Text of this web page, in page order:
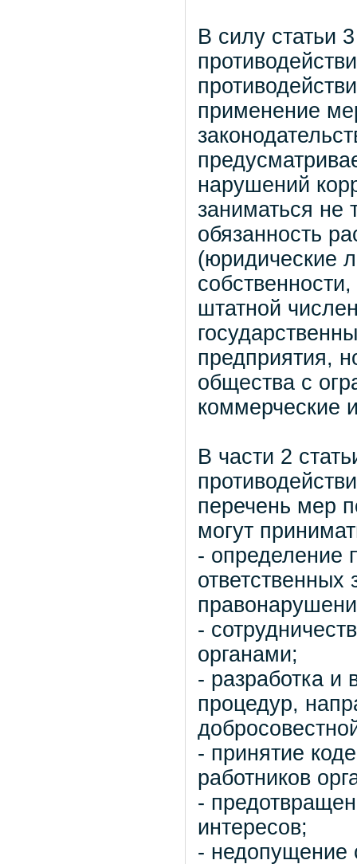
В силу статьи
применение
нарушений
заниматься не
обязанность
(юридические
штатной
предприятия,
общества с
коммерческие
В части 2
перечень мер
могут
- определение
-
органами;
- разработка и
процедур,
- принятие
работников
-
интересов;
- недопущение